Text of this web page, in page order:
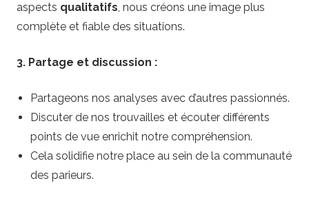
aspects qualitatifs, nous créons une image plus
complète et fiable des situations.
3. Partage et discussion :
Partageons nos analyses avec d’autres passionnés.
Discuter de nos trouvailles et écouter différents
points de vue enrichit notre compréhension.
Cela solidifie notre place au sein de la communauté
des parieurs.